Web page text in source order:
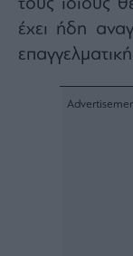
τους ίδιους
έχει ήδη